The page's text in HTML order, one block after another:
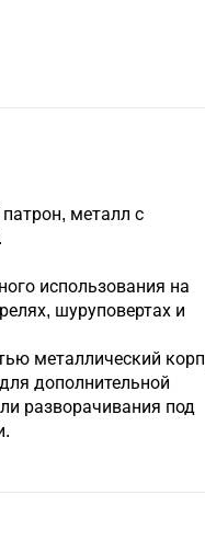
металл с
использования на
шуруповертах и
металлический
дополнительной
разворачивания под